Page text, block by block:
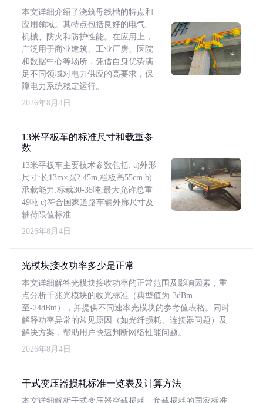
本文详细介绍了浇筑母线槽的特点和
应用领域。其特点包括良好的电气、
机械、防火和防护性能。在应用上，
广泛用于商业建筑、工业厂房、医院
和数据中心等场所，凭借自身优势满
足不同领域对电力供应的高要求，保
障电力系统稳定运行。
2026年8月4日
13米平板车的标准尺寸和载重参
数
13米平板车主要技术参数包括: a)外形
尺寸:长13m×宽2.45m,栏板高55cm b)
承载能力:标载30-35吨,最大允许总重
49吨 c)符合国家道路车辆外廓尺寸及
轴荷限值标准
2026年8月4日
光模块接收功率多少是正常
本文详细解答光模块接收功率的正常范围及影响因素，重
点分析千兆光模块的收光标准（典型值为-3dBm
至-24dBm），并提供不同速率光模块的参考值表格。同时
解释功率异常的常见原因（如光纤损耗、连接器问题）及
解决方案，帮助用户快速判断网络性能问题。
2026年8月4日
干式变压器损耗标准一览表及计算方法
本文详细解析干式变压器空载损耗、负载损耗的国家标准